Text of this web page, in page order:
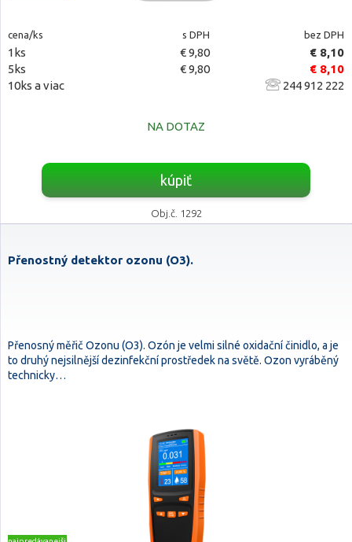
cena/ks s DPH bez DPH
1ks € 9,80
€ 8,10
5ks
€ 9,80
€ 8,10
10ks a viac
244 912 222
NA DOTAZ
kúpiť
Obj.č. 1292
Přenostný detektor ozonu (O3).
Přenosný měřič Ozonu (O3). Ozón je velmi silné oxidační činidlo, a je
to druhý nejsilnější dezinfekční prostředek na světě. Ozon vyráběný
technicky…